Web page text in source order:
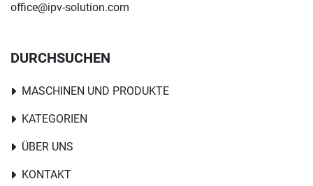
office@ipv-solution.com
DURCHSUCHEN
MASCHINEN UND PRODUKTE
KATEGORIEN
ÜBER UNS
KONTAKT